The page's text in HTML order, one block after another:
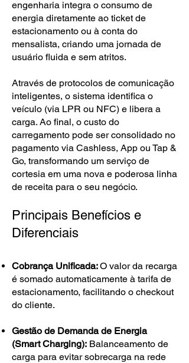
engenharia integra o consumo de
energia diretamente ao ticket de
estacionamento ou à conta do
mensalista, criando uma jornada de
usuário fluida e sem atritos.
Através de protocolos de comunicação
inteligentes, o sistema identifica o
veículo (via LPR ou NFC) e libera a
carga. Ao final, o custo do
carregamento pode ser consolidado no
pagamento via Cashless, App ou Tap &
Go, transformando um serviço de
cortesia em uma nova e poderosa linha
de receita para o seu negócio.
Principais Benefícios e
Diferenciais
Cobrança Unificada:O valor da recarga
é somado automaticamente à tarifa de
estacionamento, facilitando o checkout
do cliente.
Gestão de Demanda de Energia
(Smart Charging): Balanceamento de
carga para evitar sobrecarga na rede